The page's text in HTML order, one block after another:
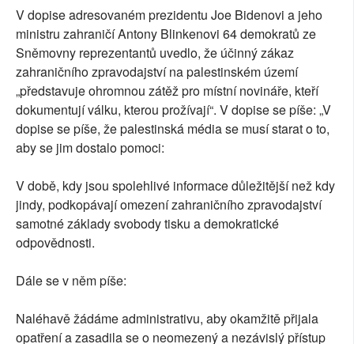
V dopise adresovaném prezidentu Joe Bidenovi a jeho
ministru zahraničí Antony Blinkenovi 64 demokratů ze
Sněmovny reprezentantů uvedlo, že účinný zákaz
zahraničního zpravodajství na palestinském území
„představuje ohromnou zátěž pro místní novináře, kteří
dokumentují válku, kterou prožívají“. V dopise se píše: „V
dopise se píše, že palestinská média se musí starat o to,
aby se jim dostalo pomoci:
V době, kdy jsou spolehlivé informace důležitější než kdy
jindy, podkopávají omezení zahraničního zpravodajství
samotné základy svobody tisku a demokratické
odpovědnosti.
Dále se v něm píše:
Naléhavě žádáme administrativu, aby okamžitě přijala
opatření a zasadila se o neomezený a nezávislý přístup